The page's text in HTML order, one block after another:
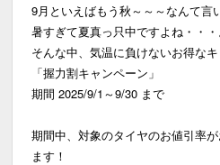
9月といえばもう秋～～～なんて言
暑すぎて夏真っ只中ですよね・・・
そんな中、気温に負けないお得な
「握力割キャンペーン」
期間 2025/9/1～9/30 まで
期間中、対象のタイヤのお値引率
ます！